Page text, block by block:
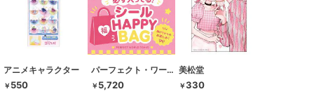
アニメキャラクター
￥ 550
パーフェクト・ワールド・トーキョー
￥ 5,720
美松堂
￥330